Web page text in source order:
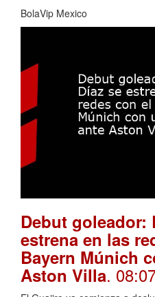
BolaVip Mexico
Debut goleador:
estrena en las
Bayern Múnich
Aston Villa.